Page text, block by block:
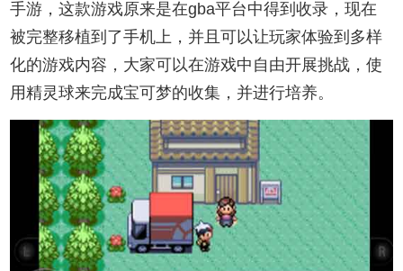
手游，这款游戏原来是在gba平台中得到收录，现在
被完整移植到了手机上，并且可以让玩家体验到多样
化的游戏内容，大家可以在游戏中自由开展挑战，使
用精灵球来完成宝可梦的收集，并进行培养。